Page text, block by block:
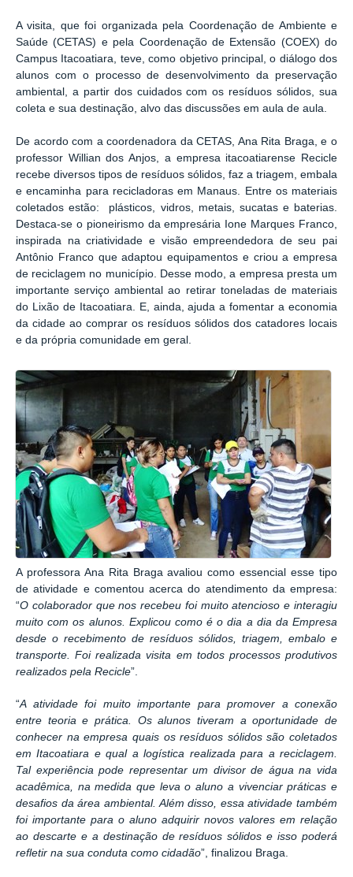
A visita, que foi organizada pela Coordenação de Ambiente e
Saúde (CETAS) e pela Coordenação de Extensão (COEX) do
Campus Itacoatiara, teve, como objetivo principal, o diálogo dos
alunos com o processo de desenvolvimento da preservação
ambiental, a partir dos cuidados com os resíduos sólidos, sua
coleta e sua destinação, alvo das discussões em aula de aula.
De acordo com a coordenadora da CETAS, Ana Rita Braga, e o
professor Willian dos Anjos, a empresa itacoatiarense Recicle
recebe diversos tipos de resíduos sólidos, faz a triagem, embala
e encaminha para recicladoras em Manaus. Entre os materiais
coletados estão: plásticos, vidros, metais, sucatas e baterias.
Destaca-se o pioneirismo da empresária Ione Marques Franco,
inspirada na criatividade e visão empreendedora de seu pai
Antônio Franco que adaptou equipamentos e criou a empresa
de reciclagem no município. Desse modo, a empresa presta um
importante serviço ambiental ao retirar toneladas de materiais
do Lixão de Itacoatiara. E, ainda, ajuda a fomentar a economia
da cidade ao comprar os resíduos sólidos dos catadores locais
e da própria comunidade em geral.
A professora Ana Rita Braga avaliou como essencial esse tipo
de atividade e comentou acerca do atendimento da empresa:
“O colaborador que nos recebeu foi muito atencioso e interagiu
muito com os alunos. Explicou como é o dia a dia da Empresa
desde o recebimento de resíduos sólidos, triagem, embalo e
transporte. Foi realizada visita em todos processos produtivos
realizados pela Recicle”.
“A atividade foi muito importante para promover a conexão
entre teoria e prática. Os alunos tiveram a oportunidade de
conhecer na empresa quais os resíduos sólidos são coletados
em Itacoatiara e qual a logística realizada para a reciclagem.
Tal experiência pode representar um divisor de água na vida
acadêmica, na medida que leva o aluno a vivenciar práticas e
desafios da área ambiental. Além disso, essa atividade também
foi importante para o aluno adquirir novos valores em relação
ao descarte e a destinação de resíduos sólidos e isso poderá
refletir na sua conduta como cidadão”, finalizou Braga.